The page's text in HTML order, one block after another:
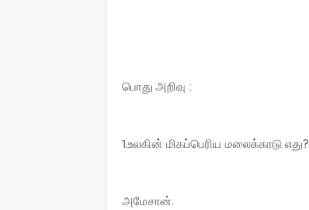
பொது அறிவு :
1.உலகின் மிகப்பெரிய மலைக்காடு எது?
அமேசான்.